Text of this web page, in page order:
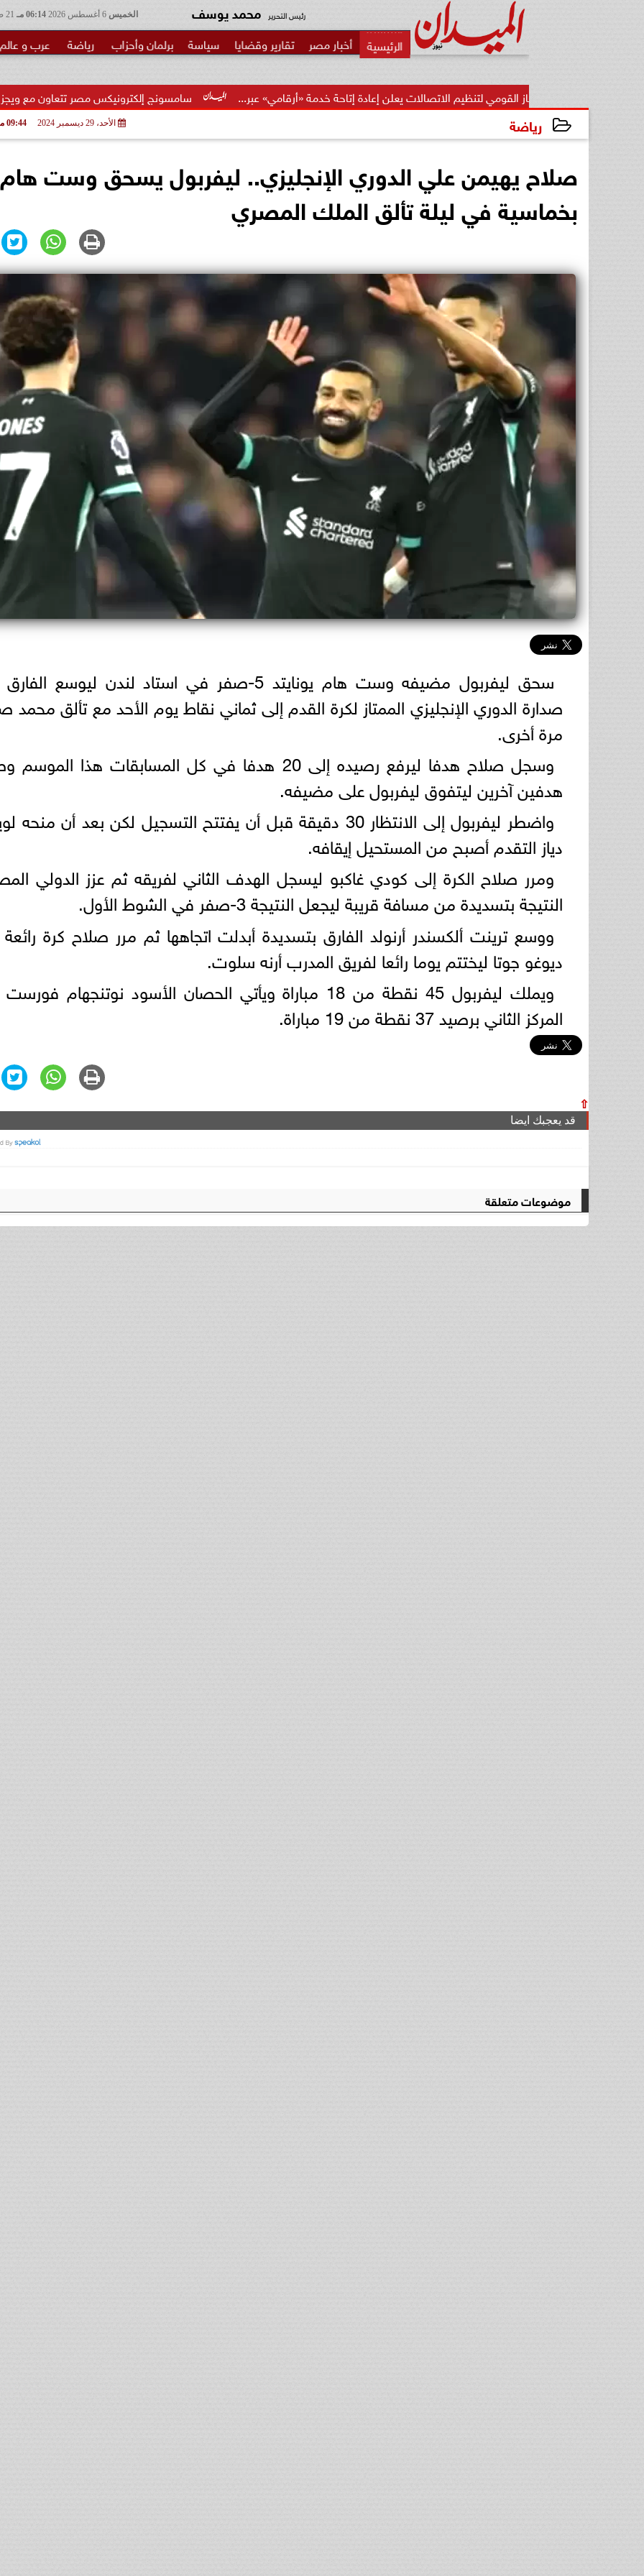
الخميس 06:14 مـ رئيس التحرير محمد يوسف
أخبار مصر تقارير وقضايا سياسة برلمان وأحزاب رياضة عرب و عالم
سامسونج إلكترونيكس مصر تتعاون مع ويجز وLege-Cy  في أحدث... الجهاز القومي لتنظيم الاتصالات يعلن إعادة إتاحة خدمة «أرقامي» عبر...
رياضة الأحد، 29 ديسمبر 2024 09:44 مـ
صلاح يهيمن علي الدوري الإنجليزي.. ليفربول يسحق وست هام
بخماسية في ليلة تألق الملك المصري
سحق ليفربول مضيفه وست هام يونايتد 5-صفر في استاد لندن ليوسع
صدارة الدوري الإنجليزي الممتاز لكرة القدم إلى ثماني نقاط يوم الأحد مع تألق محمد
مرة أخرى.
وسجل صلاح هدفا ليرفع رصيده إلى 20 هدفا في كل المسابقات هذا
هدفين آخرين ليتفوق ليفربول على مضيفه.
واضطر ليفربول إلى الانتظار 30 دقيقة قبل أن يفتتح التسجيل لكن بعد أن
دياز التقدم أصبح من المستحيل إيقافه.
ومرر صلاح الكرة إلى كودي غاكبو ليسجل الهدف الثاني لفريقه ثم عزز الدولي
النتيجة بتسديدة من مسافة قريبة ليجعل النتيجة 3-صفر في الشوط الأول.
ووسع ترينت ألكسندر أرنولد الفارق بتسديدة أبدلت اتجاهها ثم مرر صلاح كرة
ديوغو جوتا ليختتم يوما رائعا لفريق المدرب أرنه سلوت.
ويملك ليفربول 45 نقطة من 18 مباراة ويأتي الحصان الأسود نوتنجهام
المركز الثاني برصيد 37 نقطة من 19 مباراة.
⇧
قد يعجبك ايضا
موضوعات متعلقة